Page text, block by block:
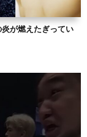
炎が燃えたぎってい